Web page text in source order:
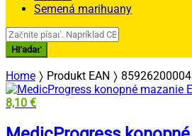
Semená marihuany
Search
for:
Hľadať
Home Produkt EAN
8,10 €